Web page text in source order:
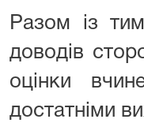
Разом із
доводів
оцінки
достатніми